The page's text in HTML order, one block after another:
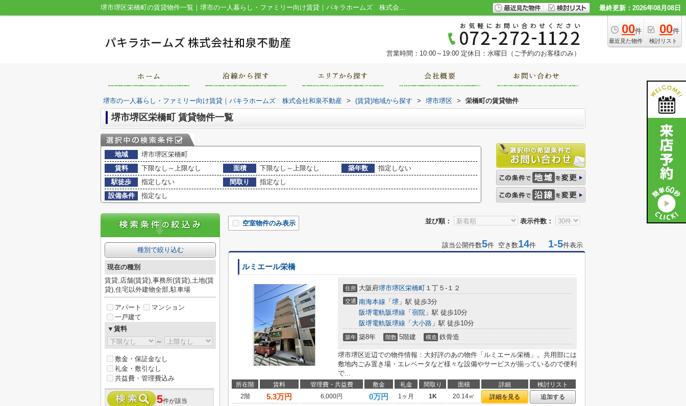
堺市堺区栄橋町の賃貸物件一覧｜堺市の一人暮らし・ファミリー向け賃貸｜パキラホームズ 株式会社和泉不動産 最終更新：2026年08月08日
00件
最近見た物件
00件
検討リスト
営業時間：10:00～19:00 定休日：水曜日（ご予約のお客様のみ）
堺市の一人暮らし・ファミリー向け賃貸｜パキラホームズ 株式会社和泉不動産 > (賃貸)地域から探す > 堺市堺区 > 栄橋町の賃貸物件
堺市堺区栄橋町 賃貸物件一覧
地域
堺市堺区栄橋町
賃料
下限なし～上限なし 面積 下限なし～上限なし 築年数
指定しない
駅徒歩
指定しない 間取り
指定なし
設備条件
指定なし
並び順： 表示件数：
空室物件のみ表示
該当公開件数5件 空き数14件 1-5件表示
ルミエール栄橋
住所 大阪府堺市堺区栄橋町 １丁５-１２
交通 南海本線 「 堺 」駅 徒歩3分
阪堺電軌阪堺線 「 宿院 」駅 徒歩10分
阪堺電軌阪堺線 「 大小路 」駅 徒歩10分
築年 築8年 階数 5階建 構造 鉄骨造
堺市堺区近辺での物件情報：大好評のあの物件「ルミエール栄橋」。共用部には
敷地内ごみ置き場・エレベータなど様々な設備やサービスが揃っているので便利
で...
所在階 賃料 管理費・共益費 敷金 礼金 間取り 面積 詳細
検討リスト
2階
5.3万円 6,000円 0万円 1ヶ月 1K 20.14㎡ 詳細を見る 追加する
種別で絞り込む
現在の種別
賃貸,店舗(賃貸),事務所(賃貸),土地(賃
貸),住宅以外建物全部,駐車場
アパート
マンション
一戸建て
▼賃料
～
敷金・保証金なし
礼金・敷引なし
共益費・管理費込み
5件が該当